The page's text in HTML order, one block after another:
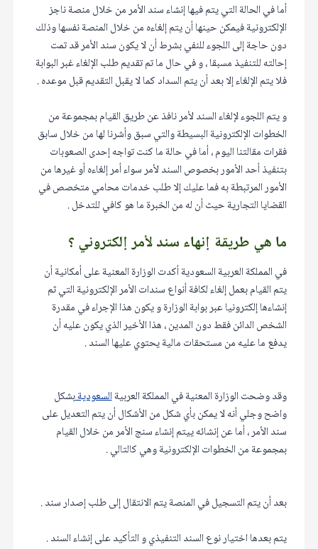
أما في الحالة التي يتم فيها إنشاء سند الأمر من خلال منصة ناجز
الإلكترونية فيمكن حينها أن يتم إلغاءه من خلال المنصة نفسها وذلك
دون حاجة إلى اللجوء للنفي بشرط أن لا يكون سند الأمر قد تمت
إحالته للتنفيذ مسبقا ، و في حال ما تم تقديم طلب الإلغاء غبر البوابة
فلا يتم الإلغاء إلا بعد أن يتم السداد كما لا يقبل التقديم قبل موعده .
و يتم اللجوء لإلغاء السند لأمر نافذ عن طريق القيام بمجموعة من
الخطوات الإلكترونية البسيطة والتي سبق وأشرنا لها من خلال سابق
فقرات مقالتنا اليوم ، أما في حالة ما كنت تواجه إحدى الصعوبات
بتنفيذ أحد الأمور بخصوص السند لأمر سواء أمر إلغاءه أو غيرها من
الأمور المرتبطة به فما عليك إلا طلب خدمات محامي متخصص في
القضايا التجارية حيث أن له من الخبرة ما هو كافي للتدخل .
ما هي طريقة إنهاء سند لأمر إلكتروني ؟
في المملكة العربية السعودية أكدت الوزارة المعنية على أمكانية أن
يتم القيام بعمل إلغاء لكافة أنواع سندات الأمر الإلكترونية التي ثم
إنشاءها إلكترونيا عبر بوابة الوزارة و يكون هذا الإجراء في مقدرة
الشخص الدائن فقط دون المدين ، هذا الأخير الذي يكون عليه أن
يدفع ما عليه من مستحقات مالية يحتوي عليها السند .
وقد وضحت الوزارة المعنية في المملكة العربيةالسعوديةبشكل
واضح وجلي أنه لا يمكن بأي شكل من الأشكال أن يتم التعديل على
سند الأمر ، أما عن إنشائه ييتم إنشاء سنج الأمر من خلال القيام
بمجموعة من الخطوات الإلكترونية وهي كالتالي .
بعد أن يتم التسجيل في المنصة يتم الانتقال إلى طلب إصدار سند .
يتم بعدها اختيار نوع السند التنفيذي و التأكيد على إنشاء السند .